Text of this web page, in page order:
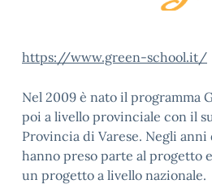
https://www.green-school.it/
Nel 2009 è nato il programma
poi a livello provinciale con il
Provincia di Varese. Negli
hanno preso parte al progetto
un progetto a livello nazionale.